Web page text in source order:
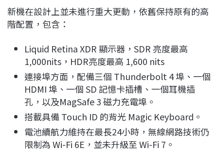
新機在設計上並未進行重大更動，依舊保持原有的高
階配置，包含：
Liquid Retina XDR 顯示器，SDR 亮度最高
1,000nits，HDR亮度最高 1,600 nits
連接埠方面，配備三個 Thunderbolt 4 埠、一個
HDMI 埠、一個 SD 記憶卡插槽、一個耳機插
孔，以及MagSafe 3 磁力充電埠。
搭載具備 Touch ID 的背光 Magic Keyboard。
電池續航力維持在最長24小時，無線網路技術仍
限制為 Wi-Fi 6E，並未升級至 Wi-Fi 7。